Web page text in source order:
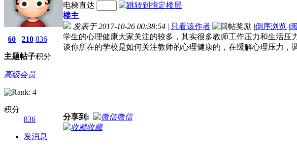
60
主题
210
帖子
836
积分
高级会员
积分
836
发消息
电梯直达
楼主
发表于 2017-10-26 00:38:54 | 只看该作者 |倒序浏览 |
学生的心理健康大家关注的较多，其实很多教师工作压力和生活
谈你所在的学校是如何关注教师的心理健康的，在缓解心理压力，
分享到:
微信
收藏